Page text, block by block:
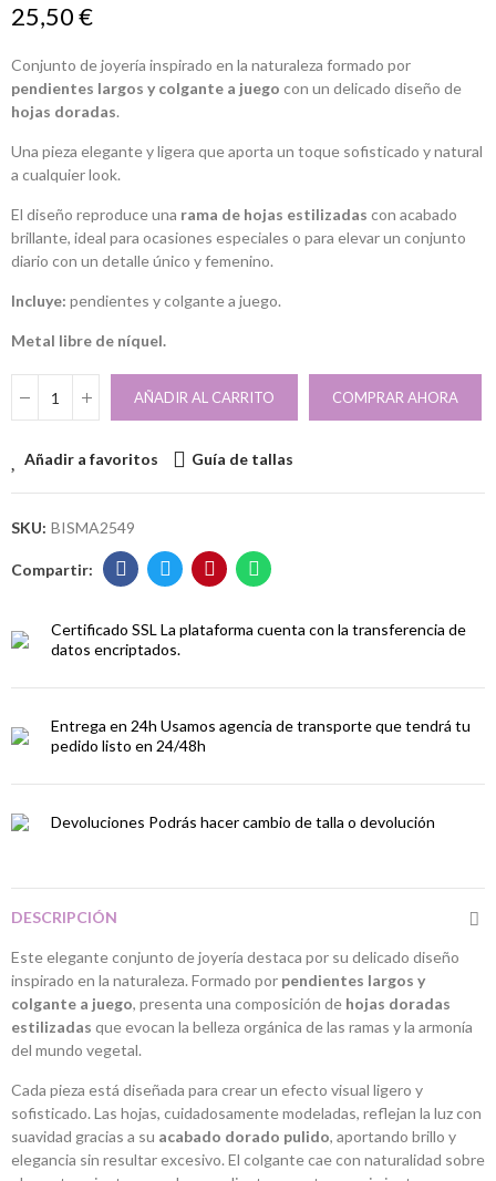
25,50 €
Conjunto de joyería inspirado en la naturaleza formado por
pendientes largos y colgante a juego con un delicado diseño de
hojas doradas.
Una pieza elegante y ligera que aporta un toque sofisticado y natural
a cualquier look.
El diseño reproduce una rama de hojas estilizadas con acabado
brillante, ideal para ocasiones especiales o para elevar un conjunto
diario con un detalle único y femenino.
Incluye: pendientes y colgante a juego.
Metal libre de níquel.
AÑADIR AL CARRITO COMPRAR AHORA
Añadir a favoritos Guía de tallas
SKU: BISMA2549
Certificado SSL La plataforma cuenta con la transferencia de
datos encriptados.
Entrega en 24h Usamos agencia de transporte que tendrá tu
pedido listo en 24/48h
Devoluciones Podrás hacer cambio de talla o devolución
DESCRIPCIÓN
Este elegante conjunto de joyería destaca por su delicado diseño
inspirado en la naturaleza. Formado por pendientes largos y
colgante a juego, presenta una composición de hojas doradas
estilizadas que evocan la belleza orgánica de las ramas y la armonía
del mundo vegetal.
Cada pieza está diseñada para crear un efecto visual ligero y
sofisticado. Las hojas, cuidadosamente modeladas, reflejan la luz con
suavidad gracias a su acabado dorado pulido, aportando brillo y
elegancia sin resultar excesivo. El colgante cae con naturalidad sobre